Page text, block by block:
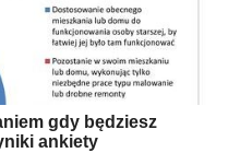
gdy będziesz
ankiety